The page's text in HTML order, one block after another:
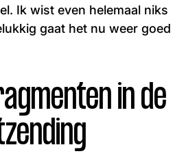
Ik wist even helemaal niks
gaat het nu weer goed
in de